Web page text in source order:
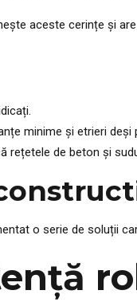
aceste cerințe și
minime și etrieri deși
rețetele de beton și
o serie de soluții